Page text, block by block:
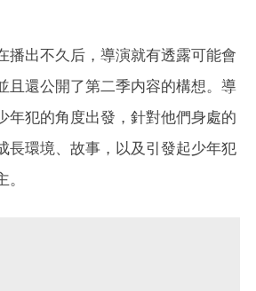
播出不久后，導演就有透露可能會
且還公開了第二季内容的構想。導
年犯的角度出發，針對他們身處的
長環境、故事，以及引發起少年犯